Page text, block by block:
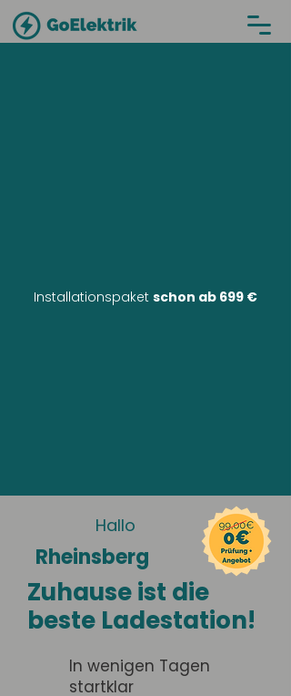
Installationspaket schon ab 699 €
Hallo
Rheinsberg
Zuhause ist die
beste Ladestation!
In wenigen Tagen
startklar